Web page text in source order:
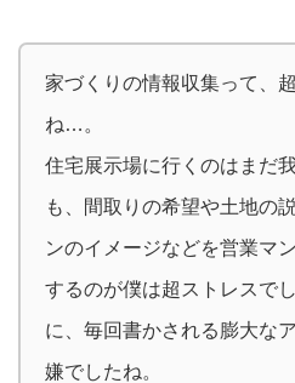
家づくりの情報収集って、
ね…。
住宅展示場に行くのはまだ
も、間取りの希望や土地の
ンのイメージなどを営業マ
するのが僕は超ストレスで
に、毎回書かされる膨大な
嫌でしたね。